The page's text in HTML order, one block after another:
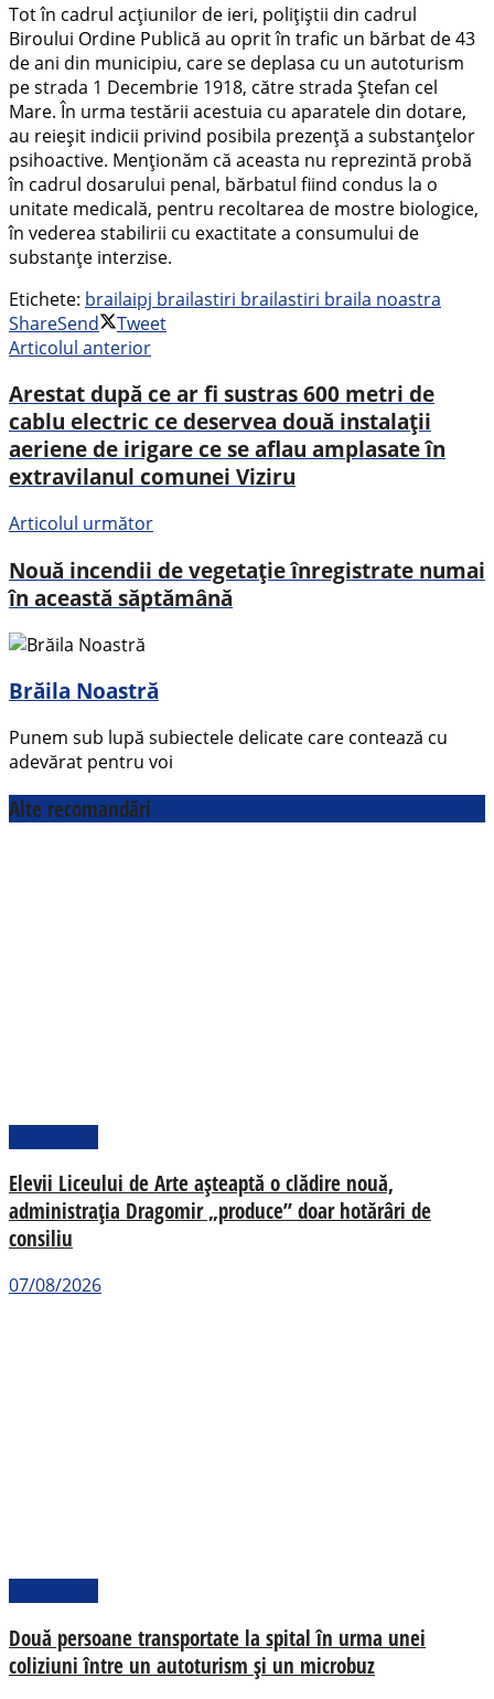
Tot în cadrul acțiunilor de ieri, polițiștii din cadrul
Biroului Ordine Publică au oprit în trafic un bărbat de 43
de ani din municipiu, care se deplasa cu un autoturism
pe strada 1 Decembrie 1918, către strada Ștefan cel
Mare. În urma testării acestuia cu aparatele din dotare,
au reieșit indicii privind posibila prezență a substanțelor
psihoactive. Menționăm că aceasta nu reprezintă probă
în cadrul dosarului penal, bărbatul fiind condus la o
unitate medicală, pentru recoltarea de mostre biologice,
în vederea stabilirii cu exactitate a consumului de
substanțe interzise.
Etichete: brailaipj brailastiri brailastiri braila noastra
ShareSend
Tweet
Articolul anterior
Arestat după ce ar fi sustras 600 metri de
cablu electric ce deservea două instalații
aeriene de irigare ce se aflau amplasate în
extravilanul comunei Viziru
Articolul următor
Nouă incendii de vegetație înregistrate numai
în această săptămână
Brăila Noastră
Punem sub lupă subiectele delicate care contează cu
adevărat pentru voi
Alte recomandări
Elevii Liceului de Arte așteaptă o clădire nouă,
administrația Dragomir „produce” doar hotărâri de
consiliu
07/08/2026
Două persoane transportate la spital în urma unei
coliziuni între un autoturism și un microbuz